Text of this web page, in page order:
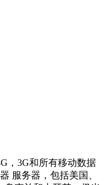
，3G和所有移动数据
服务器，包括美国、